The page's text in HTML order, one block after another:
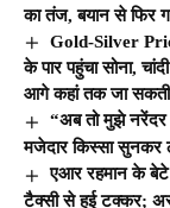
का तंज, बयान से फिर
Gold-Silver
के पार पहुंचा सोना,
आगे कहां तक जा
“अब तो मुझे नरेंदर
मजेदार किस्सा सुनकर
एआर रहमान के बेटे
टैक्सी से हुई टक्कर;